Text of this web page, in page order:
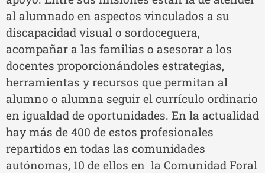
al alumnado en aspectos vinculados a su
discapacidad visual o sordoceguera,
acompañar a las familias o asesorar a los
docentes proporcionándoles estrategias,
herramientas y recursos que permitan al
alumno o alumna seguir el currículo ordinario
en igualdad de oportunidades. En la actualidad
hay más de 400 de estos profesionales
repartidos en todas las comunidades
autónomas, 10 de ellos en la Comunidad Foral